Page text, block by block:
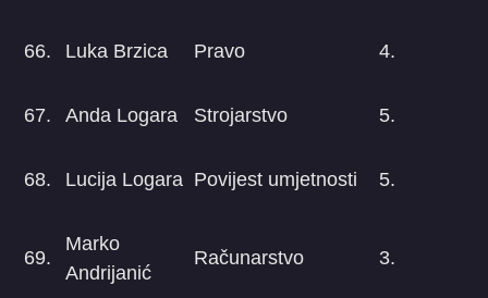
66. Luka Brzica Pravo 4.
67. Anda Logara Strojarstvo 5.
68. Lucija Logara Povijest umjetnosti 5.
69.
Marko
Andrijanić
Računarstvo 3.